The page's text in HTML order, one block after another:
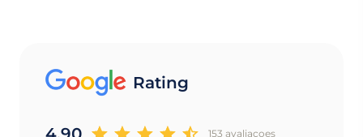
Rating
153 avaliaçoes